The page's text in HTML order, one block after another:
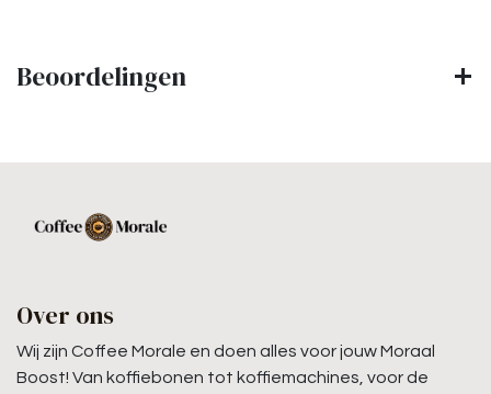
Beoordelingen
Over ons
Wij zijn Coffee Morale en doen alles voor jouw Moraal
Boost! Van koffiebonen tot koffiemachines, voor de